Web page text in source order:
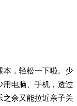
本，轻松一下啦。少
用电脑、手机，透过
之余又能拉近亲子关